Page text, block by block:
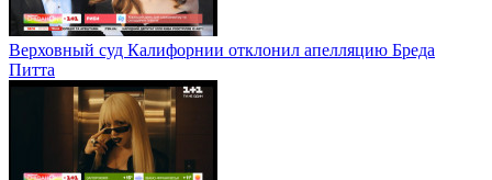
Верховный суд Калифорнии отклонил апелляцию Бреда
Питта